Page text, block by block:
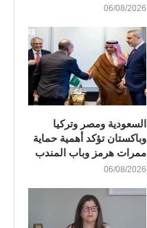
06/08/2026
السعودية ومصر وتركيا
وباكستان تؤكد أهمية حماية
ممرات هرمز وباب المندب
06/08/2026